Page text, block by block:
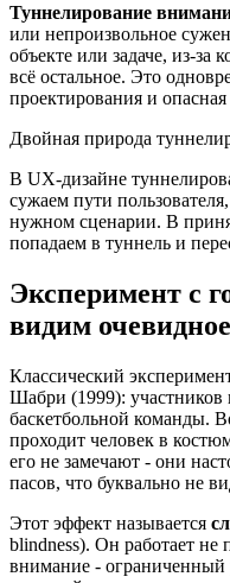
Туннелирование
или непроизвольное
объекте или задаче, из-за
всё остальное. Это
проектирования и
Двойная природа
В UX-дизайне
сужаем пути
нужном сценарии. В
попадаем в туннель и
Эксперимент с
видим очевидное
Классический
Шабри (1999): участников
баскетбольной команды.
проходит человек в
его не замечают - они
пасов, что буквально не
Этот эффект называется
blindness). Он работает не
внимание - ограниченный